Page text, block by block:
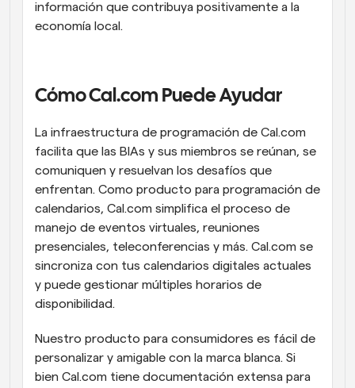
información que contribuya positivamente a la
economía local.
Cómo Cal.com Puede Ayudar
La infraestructura de programación de Cal.com
facilita que las BIAs y sus miembros se reúnan, se
comuniquen y resuelvan los desafíos que
enfrentan. Como producto para programación de
calendarios, Cal.com simplifica el proceso de
manejo de eventos virtuales, reuniones
presenciales, teleconferencias y más. Cal.com se
sincroniza con tus calendarios digitales actuales
y puede gestionar múltiples horarios de
disponibilidad.
Nuestro producto para consumidores es fácil de
personalizar y amigable con la marca blanca. Si
bien Cal.com tiene documentación extensa para